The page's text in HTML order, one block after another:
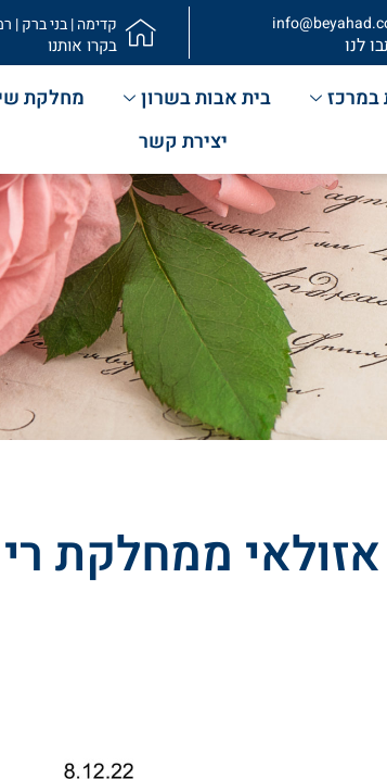
לנו
קדימה | בני ברק |
בקרו אותנו
במרכז בית אבות בשרון
מחלקת
יצירת קשר
ממחלקת